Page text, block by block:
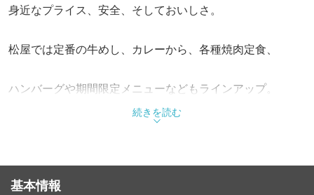
身近なプライス、安全、そしておいしさ。
松屋では定番の牛めし、カレーから、各種焼肉定食、
ハンバーグや期間限定メニューなどもラインアップ。
また、朝定食や多彩なサイドメニューも充実させながら、
お客様の健康で豊かな食生活を応援しています。
続きを読む
基本情報